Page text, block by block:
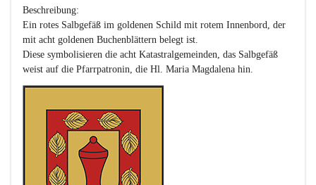
Beschreibung:
Ein rotes Salbgefäß im goldenen Schild mit rotem Innenbord, der
mit acht goldenen Buchenblättern belegt ist.
Diese symbolisieren die acht Katastralgemeinden, das Salbgefäß